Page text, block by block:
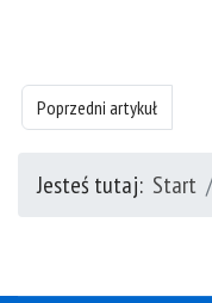
Poprzedni artykuł:
Poprzedni artykuł
Jesteś tutaj: Start